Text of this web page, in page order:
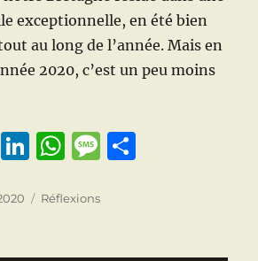
exceptionnelle, en été bien
au long de l’année. Mais en
2020, c’est un peu moins
E
Li
k
W
at
M
Catégories
Réflexions